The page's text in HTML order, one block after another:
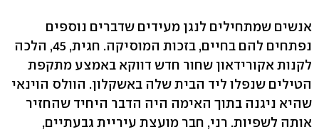
אנשים שמתחילים לנגן מעידים שדברים נוספים
נפתחים להם בחיים, בזכות המוסיקה. חגית, 45, הלכה
לקנות אקורידאון שחור חדש דווקא באמצע מתקפת
הטילים שנפלו ליד הבית שלה באשקלון. הוולס הוינאי
שהיא ניגנה בתוך האימה היה הדבר היחיד שהחזיר
אותה לשפיות. רני, חבר מועצת עיריית גבעתיים,